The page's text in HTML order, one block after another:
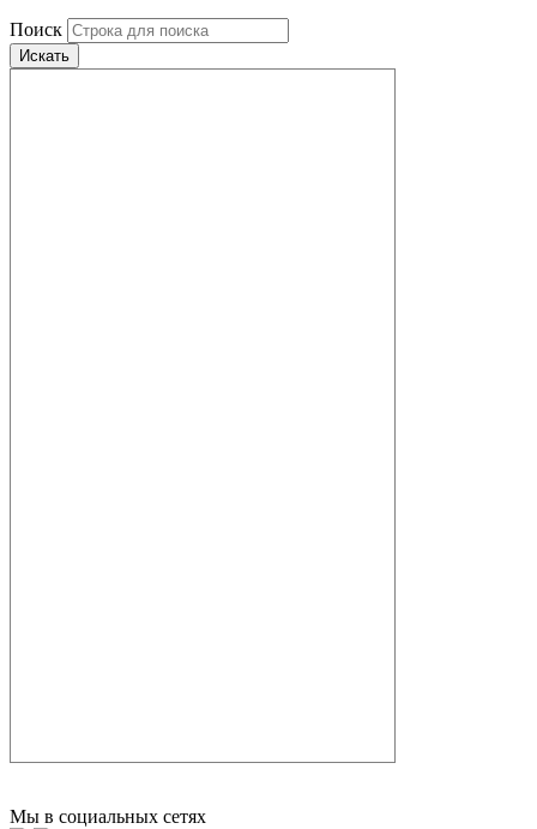
Поиск
Искать
Мы в социальных сетях